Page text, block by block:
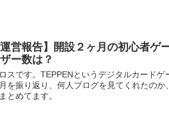
運営報告】開設２ヶ月の初心者ゲ
ー数は？
スです。TEPPENというデジタルカード
を振り返り、何人ブログを見てくれたの
とめてます。